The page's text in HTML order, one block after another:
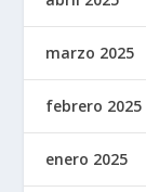
marzo 2025
febrero 2025
enero 2025